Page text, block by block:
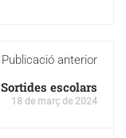
Publicació anterior
Sortides escolars
18 de març de 2024